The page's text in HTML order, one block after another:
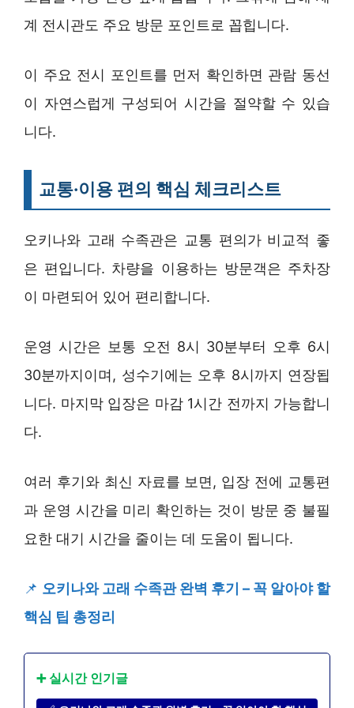
계 전시관도 주요 방문 포인트로 꼽힙니다.
이 주요 전시 포인트를 먼저 확인하면 관람 동선
이 자연스럽게 구성되어 시간을 절약할 수 있습
니다.
교통·이용 편의 핵심 체크리스트
오키나와 고래 수족관은 교통 편의가 비교적 좋
은 편입니다. 차량을 이용하는 방문객은 주차장
이 마련되어 있어 편리합니다.
운영 시간은 보통 오전 8시 30분부터 오후 6시
30분까지이며, 성수기에는 오후 8시까지 연장됩
니다. 마지막 입장은 마감 1시간 전까지 가능합니
다.
여러 후기와 최신 자료를 보면, 입장 전에 교통편
과 운영 시간을 미리 확인하는 것이 방문 중 불필
요한 대기 시간을 줄이는 데 도움이 됩니다.
📌 오키나와 고래 수족관 완벽 후기 – 꼭 알아야 할
핵심 팁 총정리
➕ 실시간 인기글